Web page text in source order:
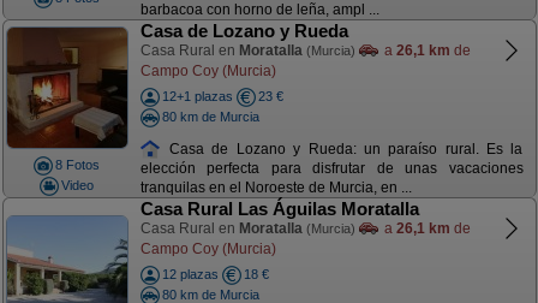
barbacoa con horno de leña, ampl ...
8 Fotos
Video
Casa de Lozano y Rueda
Casa Rural en Moratalla (Murcia) a 26,1 km de
Campo Coy (Murcia)
12+1 plazas
23 €
80 km de Murcia
Casa de Lozano y Rueda: un paraíso rural. Es la
elección perfecta para disfrutar de unas vacaciones
tranquilas en el Noroeste de Murcia, en ...
Casa Rural Las Águilas Moratalla
Casa Rural en Moratalla (Murcia) a 26,1 km de
Campo Coy (Murcia)
12 plazas
18 €
80 km de Murcia